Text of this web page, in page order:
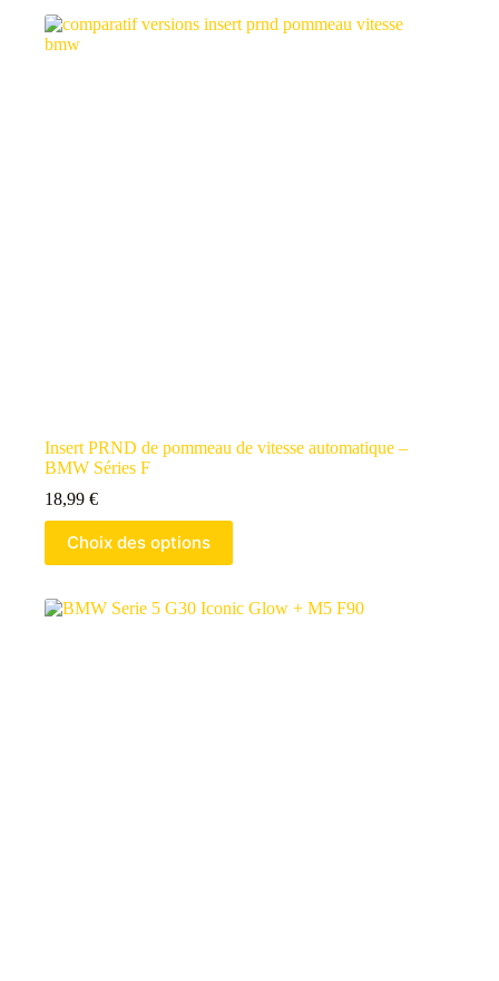
Insert PRND de pommeau de vitesse automatique –
BMW Séries F
18,99 €
Choix des options